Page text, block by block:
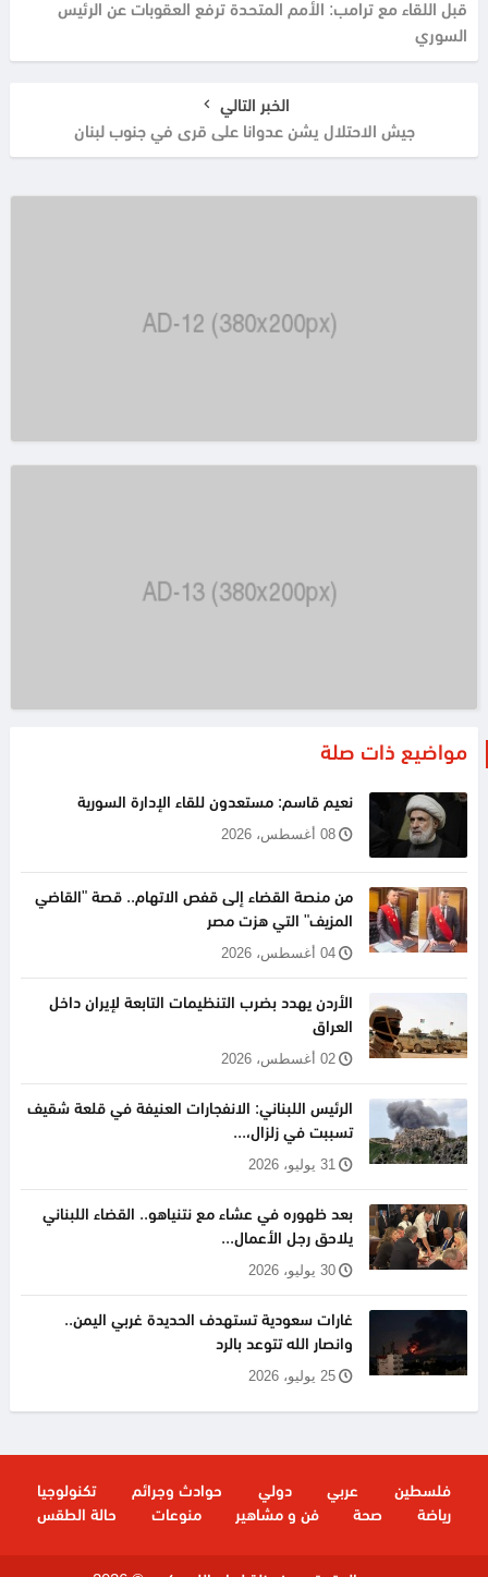
قبل اللقاء مع ترامب: الأمم المتحدة ترفع العقوبات عن الرئيس
السوري
الخبر التالي
جيش الاحتلال يشن عدوانا على قرى في جنوب لبنان
مواضيع ذات صلة
نعيم قاسم: مستعدون للقاء الإدارة السورية
08 أغسطس، 2026
من منصة القضاء إلى قفص الاتهام.. قصة "القاضي
المزيف" التي هزت مصر
04 أغسطس، 2026
الأردن يهدد بضرب التنظيمات التابعة لإيران داخل
العراق
02 أغسطس، 2026
الرئيس اللبناني: الانفجارات العنيفة في قلعة شقيف
تسببت في زلزال،...
31 يوليو، 2026
بعد ظهوره في عشاء مع نتنياهو.. القضاء اللبناني
يلاحق رجل الأعمال...
30 يوليو، 2026
غارات سعودية تستهدف الحديدة غربي اليمن..
وانصار الله تتوعد بالرد
25 يوليو، 2026
فلسطين عربي دولي حوادث وجرائم
تكنولوجيا
رياضة
صحة فن و مشاهير منوعات حالة الطقس